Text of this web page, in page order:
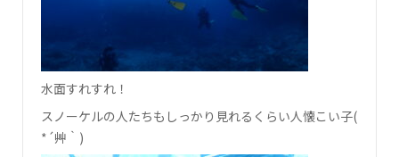
水面すれすれ！
スノーケルの人たちもしっかり見れるくらい人懐こい子(
*´艸｀)